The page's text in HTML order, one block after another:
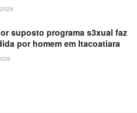
suposto programa s3xual faz
por homem em Itacoatiara